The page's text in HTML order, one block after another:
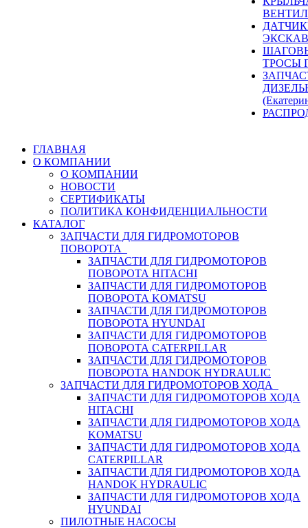
ТРОСЫ
ГЛАВНАЯ
О КОМПАНИИ
О КОМПАНИИ
НОВОСТИ
СЕРТИФИКАТЫ
ПОЛИТИКА КОНФИДЕНЦИАЛЬНОСТИ
КАТАЛОГ
ЗАПЧАСТИ ДЛЯ ГИДРОМОТОРОВ
ПОВОРОТА
ЗАПЧАСТИ ДЛЯ ГИДРОМОТОРОВ
ПОВОРОТА HITACHI
ЗАПЧАСТИ ДЛЯ ГИДРОМОТОРОВ
ПОВОРОТА KOMATSU
ЗАПЧАСТИ ДЛЯ ГИДРОМОТОРОВ
ПОВОРОТА HYUNDAI
ЗАПЧАСТИ ДЛЯ ГИДРОМОТОРОВ
ПОВОРОТА CATERPILLAR
ЗАПЧАСТИ ДЛЯ ГИДРОМОТОРОВ
ПОВОРОТА HANDOK HYDRAULIC
ЗАПЧАСТИ ДЛЯ ГИДРОМОТОРОВ ХОДА
ЗАПЧАСТИ ДЛЯ ГИДРОМОТОРОВ ХОДА
HITACHI
ЗАПЧАСТИ ДЛЯ ГИДРОМОТОРОВ ХОДА
KOMATSU
ЗАПЧАСТИ ДЛЯ ГИДРОМОТОРОВ ХОДА
CATERPILLAR
ЗАПЧАСТИ ДЛЯ ГИДРОМОТОРОВ ХОДА
HANDOK HYDRAULIC
ЗАПЧАСТИ ДЛЯ ГИДРОМОТОРОВ ХОДА
HYUNDAI
ПИЛОТНЫЕ НАСОСЫ